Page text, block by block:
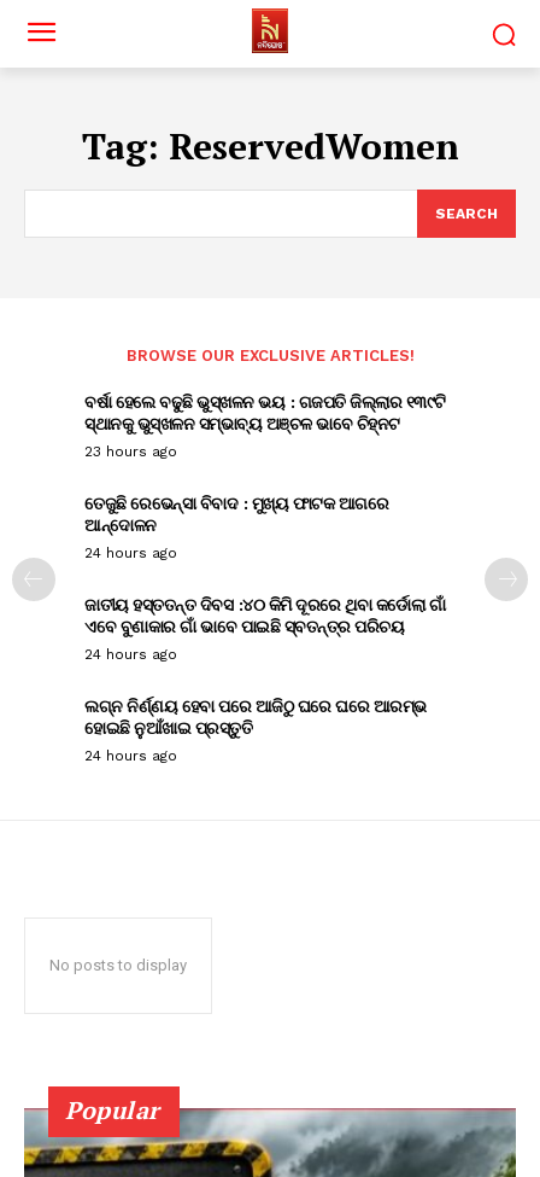
Tag: ReservedWomen
SEARCH
BROWSE OUR EXCLUSIVE ARTICLES!
ବର୍ଷା ହେଲେ ବଢୁଛି ଭୁସ୍ଖଳନ ଭୟ : ଗଜପତି ଜିଲ୍ଲାର ୧୩୯ଟି
ସ୍ଥାନକୁ ଭୁସ୍ଖଳନ ସମ୍ଭାବ୍ୟ ଅଞ୍ଚଳ ଭାବେ ଚିହ୍ନଟ
23 hours ago
ତେଜୁଛି ରେଭେନ୍ସା ବିବାଦ : ମୁଖ୍ୟ ଫାଟକ ଆଗରେ
ଆନ୍ଦୋଳନ
24 hours ago
ଜାତୀୟ ହସ୍ତତନ୍ତ ଦିବସ :୪୦ କିମି ଦୂରରେ ଥିବା କର୍ଡୋଲା ଗାଁ
ଏବେ ବୁଣାକାର ଗାଁ ଭାବେ ପାଇଛି ସ୍ବତନ୍ତ୍ର ପରିଚୟ
24 hours ago
ଲଗ୍ନ ନିର୍ଣ୍ଣୟ ହେବା ପରେ ଆଜିଠୁ ଘରେ ଘରେ ଆରମ୍ଭ
ହୋଇଛି ନୁଆଁଖାଇ ପ୍ରସ୍ତୁତି
24 hours ago
No posts to display
Popular